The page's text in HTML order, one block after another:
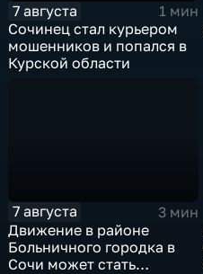
7 августа
1 мин
Сочинец стал курьером
мошенников и попался в
Курской области
7 августа
3 мин
Движение в районе
Больничного городка в
Сочи может стать